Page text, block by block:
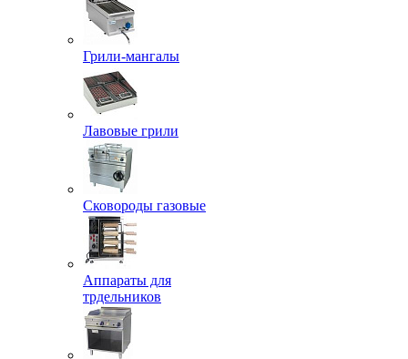
Грили-мангалы
Лавовые грили
Сковороды газовые
Аппараты для
трдельников